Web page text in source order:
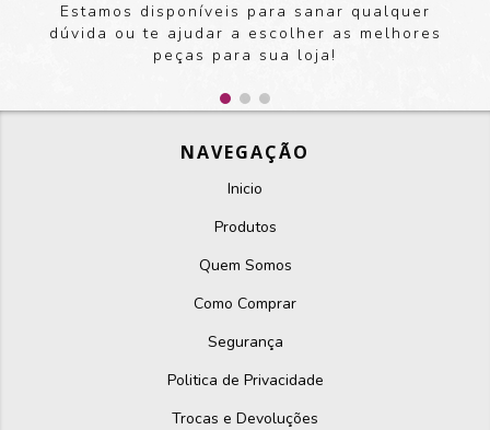
Estamos disponíveis para sanar qualquer
dúvida ou te ajudar a escolher as melhores
peças para sua loja!
NAVEGAÇÃO
Inicio
Produtos
Quem Somos
Como Comprar
Segurança
Politica de Privacidade
Trocas e Devoluções